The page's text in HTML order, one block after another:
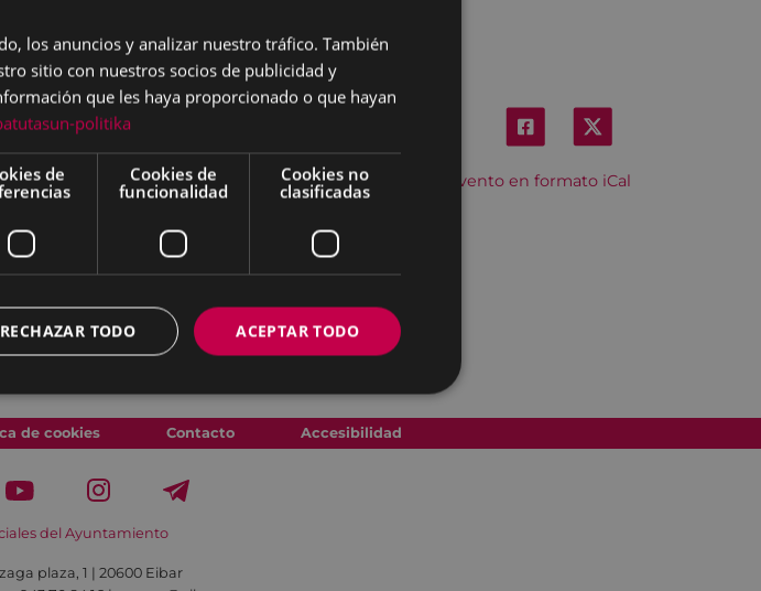
Descargar el evento en formato iCal
de cookies Contacto Accesibilidad
del Ayuntamiento
plaza, 1 | 20600 Eibar
BASQUE
los anuncios y analizar nuestro tráfico. También
sitio con nuestros socios de publicidad y
que les haya proporcionado o que hayan
politika
de
Cookies de
funcionalidad
Cookies no
clasificadas
ACEPTAR TODO
RECHAZAR TODO